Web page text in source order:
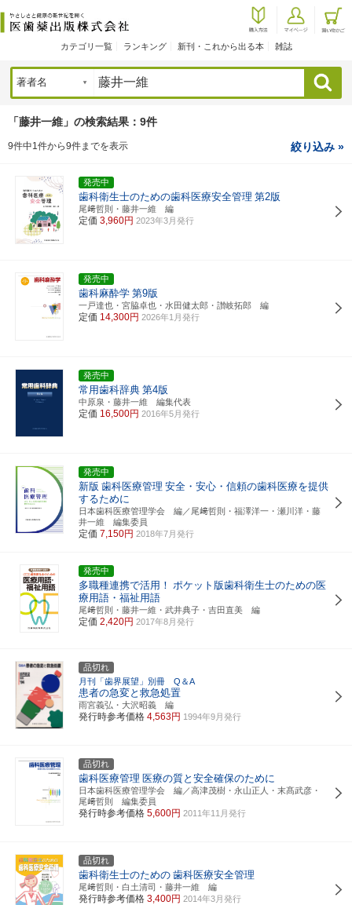
カテゴリ一覧 ランキング 新刊・これから出る本 雑誌
検索
「藤井一維」の検索結果：9件
9件中1件から9件までを表示 絞り込み »
発売中
歯科衛生士のための歯科医療安全管理 第2版
尾﨑哲則・藤井一維 編
定価 3,960円 2023年3月発行
発売中
歯科麻酔学 第9版
一戸達也・宮脇卓也・水田健太郎・讃岐拓郎 編
定価 14,300円 2026年1月発行
発売中
常用歯科辞典 第4版
中原泉・藤井一維 編集代表
定価 16,500円 2016年5月発行
発売中
新版 歯科医療管理 安全・安心・信頼の歯科医療を提供
するために
日本歯科医療管理学会 編／尾﨑哲則・福澤洋一・瀬川洋・藤
井一維 編集委員
定価 7,150円 2018年7月発行
発売中
多職種連携で活用！ ポケット版歯科衛生士のための医
療用語・福祉用語
尾﨑哲則・藤井一維・武井典子・吉田直美 編
定価 2,420円 2017年8月発行
品切れ
月刊「歯界展望」別冊 Q＆A
患者の急変と救急処置
雨宮義弘・大沢昭義 編
発行時参考価格 4,563円 1994年9月発行
品切れ
歯科医療管理 医療の質と安全確保のために
日本歯科医療管理学会 編／高津茂樹・永山正人・末髙武彦・
尾﨑哲則 編集委員
発行時参考価格 5,600円 2011年11月発行
品切れ
歯科衛生士のための 歯科医療安全管理
尾﨑哲則・白土清司・藤井一維 編
発行時参考価格 3,400円 2014年3月発行